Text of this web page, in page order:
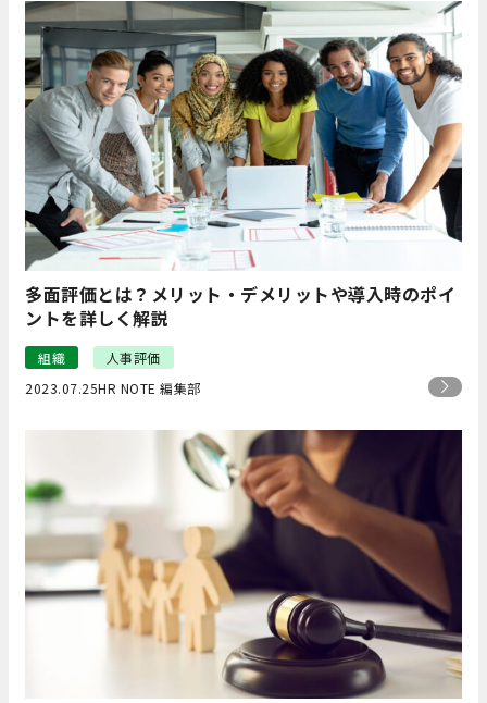
多面評価とは？メリット・デメリットや導入時のポイ
ントを詳しく解説
組織
人事評価
2023.07.25HR NOTE 編集部